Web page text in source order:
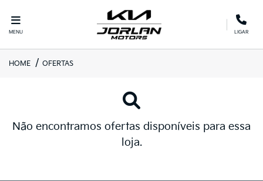
MENU LIGAR
HOME OFERTAS
Não encontramos ofertas disponíveis para essa
loja.